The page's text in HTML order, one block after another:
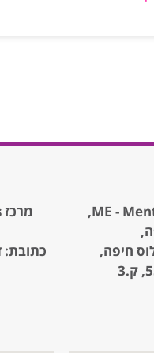
חיפה,
מרכז ME - Mental Experts,